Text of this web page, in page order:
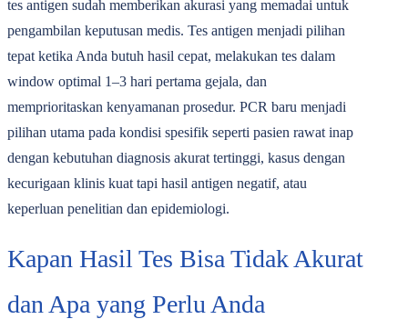
tes antigen sudah memberikan akurasi yang memadai untuk
pengambilan keputusan medis. Tes antigen menjadi pilihan
tepat ketika Anda butuh hasil cepat, melakukan tes dalam
window optimal 1‒3 hari pertama gejala, dan
memprioritaskan kenyamanan prosedur. PCR baru menjadi
pilihan utama pada kondisi spesifik seperti pasien rawat inap
dengan kebutuhan diagnosis akurat tertinggi, kasus dengan
kecurigaan klinis kuat tapi hasil antigen negatif, atau
keperluan penelitian dan epidemiologi.
Kapan Hasil Tes Bisa Tidak Akurat
dan Apa yang Perlu Anda